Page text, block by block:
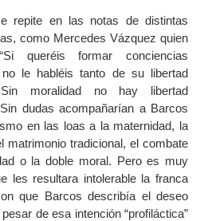
repite en las notas de distintas
como Mercedes Vázquez quien
queréis formar conciencias
no le habléis tanto de su libertad
moralidad no hay libertad
Sin dudas acompañarían a Barcos
en las loas a la maternidad, la
matrimonio tradicional, el combate
o la doble moral. Pero es muy
les resultara intolerable la franca
que Barcos describía el deseo
de esa intención “profiláctica”